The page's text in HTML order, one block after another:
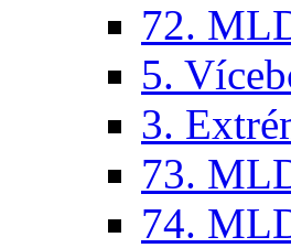
72.
5.
3.
73.
74.